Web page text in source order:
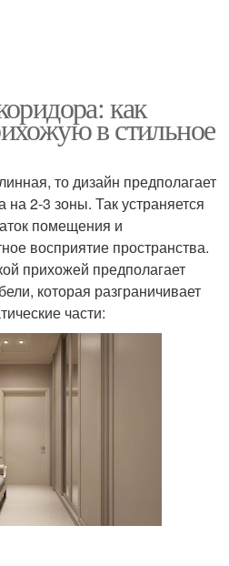
как
в стильное
то дизайн предполагает
на 2-3 зоны. Так устраняется
помещения и
восприятие пространства.
прихожей предполагает
которая разграничивает
части: